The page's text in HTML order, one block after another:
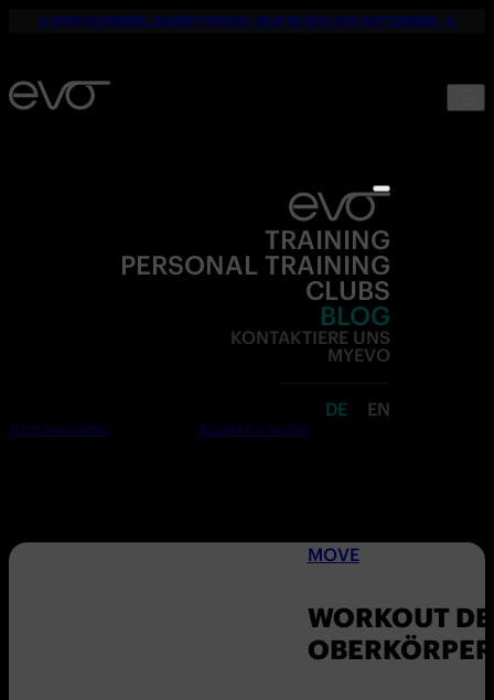
☀️ DEIN SOMMER. DEINE FITNESS. NUR 19,90€ BIS SEPTEMBER. 💪
TRAINING
PERSONAL TRAINING
CLUBS
BLOG
KONTAKTIERE UNS
MYEVO
DE EN
Jetzt anmelden Kostenlos testen
MOVE
WORKOUT